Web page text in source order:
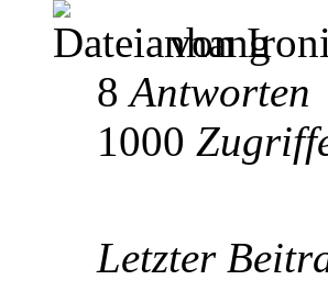
von
8Antworten
1000
Letzter